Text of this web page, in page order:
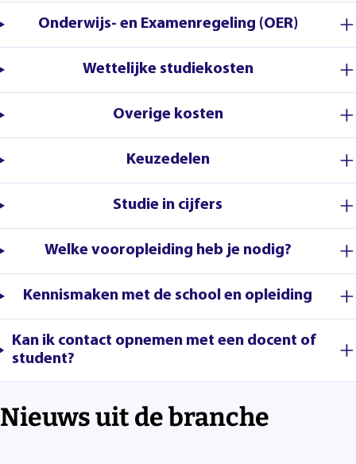
Onderwijs- en Examenregeling (OER)
Wettelijke studiekosten
Overige kosten
Keuzedelen
Studie in cijfers
Welke vooropleiding heb je nodig?
Kennismaken met de school en opleiding
Kan ik contact opnemen met een docent of
student?
Nieuws uit de branche